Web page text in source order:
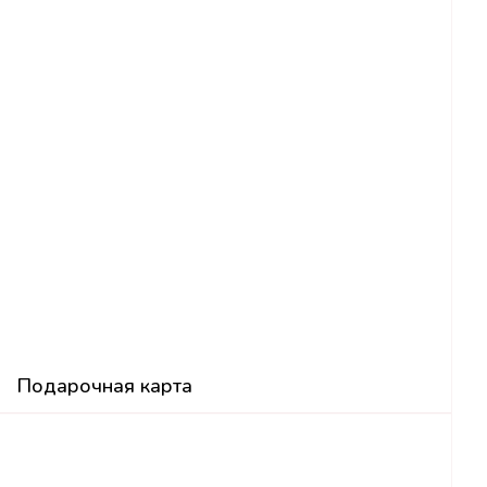
Подарочная карта